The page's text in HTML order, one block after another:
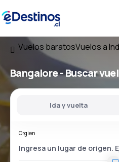
Vuelos baratosVuelos a
Bangalore - Buscar
Ida y vuelta
Orgien